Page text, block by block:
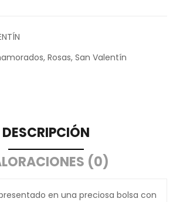
, Rosas, San Valentín
DESCRIPCIÓN
(0)
en una preciosa bolsa con